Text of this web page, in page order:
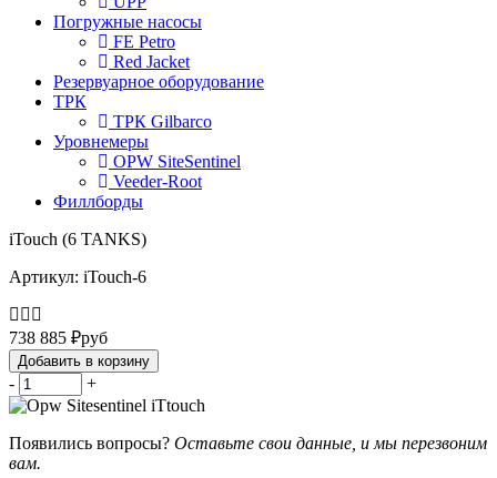
Погружные насосы
FE Petro
Red Jacket
Резервуарное оборудование
ТРК
ТРК Gilbarco
Уровнемеры
OPW SiteSentinel
Veeder-Root
Филлборды
iTouch (6 TANKS)
Артикул: iTouch-6
738 885 ₽руб
Добавить в корзину
- +
Появились вопросы? Оставьте свои данные, и мы перезвоним
вам.